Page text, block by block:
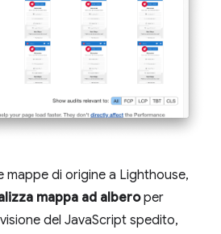
mappe di origine a Lighthouse,
mappa ad alberoper
del JavaScript spedito,